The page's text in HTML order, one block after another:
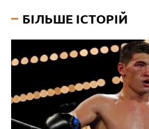
БІЛЬШЕ ІСТОРІЙ